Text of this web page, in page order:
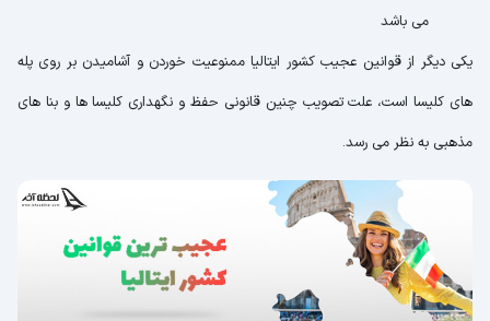
می باشد
یکی دیگر از قوانین عجیب کشور ایتالیا ممنوعیت خوردن و آشامیدن بر روی پله
های کلیسا است، علت تصویب چنین قانونی حفظ و نگهداری کلیسا ها و بنا های
مذهبی به نظر می رسد.